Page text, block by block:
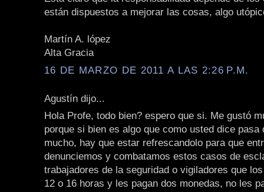
están dispuestos a mejorar las cosas, algo
Martín A. lópez
Alta Gracia
16 DE MARZO DE 2011 A LAS 2:26 P.M.
Agustín dijo...
Hola Profe, todo bien? espero que si. Me gustó
porque si bien es algo que como usted dice pasa
mucho, hay que estar refrescandolo para que
denunciemos y combatamos estos casos de
trabajadores de la seguridad o vigiladores que
12 o 16 horas y les pagan dos monedas, no les